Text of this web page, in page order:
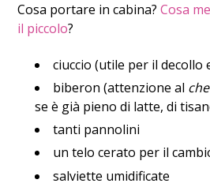
Cosa portare in cabina?Cosa
il piccolo?
ciuccio (utile per il decollo
biberon (attenzione al
se è già pieno di latte, di
tanti pannolini
un telo cerato per il
salviette umidificate